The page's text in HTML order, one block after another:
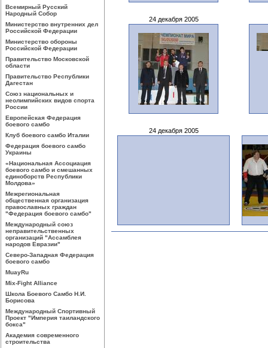
Всемирный Русский
Народный Собор
Министерство внутренних дел
Российской Федерации
Министерство обороны
Российской Федерации
Правительство Московской
области
Правительство Республики
Дагестан
Союз национальных и
неолимпийских видов спорта
России
Европейская Федерация
боевого самбо
Клуб боевого самбо Италии
Федерация боевого самбо
Украины
«Национальная Ассоциация
боевого самбо и смешанных
единоборств Республики
Молдова»
Межрегиональная
общественная организация
православных граждан
"Федерация боевого самбо"
Международный союз
неправительственных
организаций "Ассамблея
народов Евразии"
Северо-Западная Федерация
боевого самбо
MuayRu
Mix-Fight Alliance
Школа Боевого Самбо Н.И.
Борисова
Международный Спортивный
Проект "Империя таиландского
бокса"
Академия современного
строительства
24 декабря 2005
24 декабря 2005